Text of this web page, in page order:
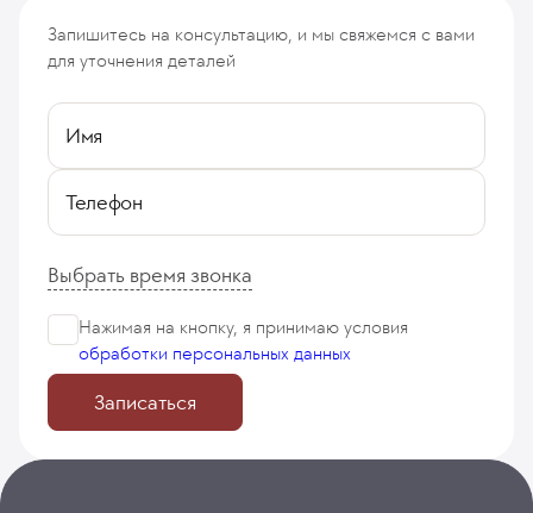
Запишитесь на консультацию, и мы свяжемся с вами
для уточнения деталей
Имя
Телефон
Выбрать время звонка
Нажимая на кнопку, я принимаю условия
обработки персональных данных
Записаться